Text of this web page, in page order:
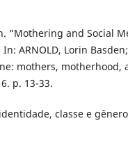
“Mothering and Social
ARNOLD, Lorin Basden;
mothers, motherhood,
p. 13-33.
classe e